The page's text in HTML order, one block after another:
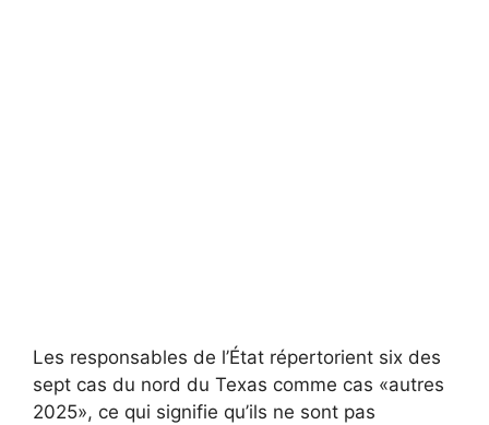
Les responsables de l’État répertorient six des
sept cas du nord du Texas comme cas «autres
2025», ce qui signifie qu’ils ne sont pas